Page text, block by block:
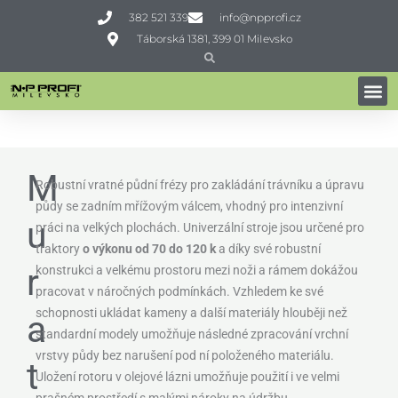
382 521 339
info@npprofi.cz
Táborská 1381, 399 01 MiIevsko
Search
Search
M
u
r
a
t
Robustní vratné půdní frézy pro zakládání trávníku a úpravu
půdy se zadním mřížovým válcem, vhodný pro intenzivní
práci na velkých plochách. Univerzální stroje jsou určené pro
traktoryo výkonu od 70 do 120 ka díky své robustní
konstrukci a velkému prostoru mezi noži a rámem dokážou
pracovat v náročných podmínkách. Vzhledem ke své
schopnosti ukládat kameny a další materiály hlouběji než
standardní modely umožňuje následné zpracování vrchní
vrstvy půdy bez narušení pod ní položeného materiálu.
Uložení rotoru v olejové lázni umožňuje použití i ve velmi